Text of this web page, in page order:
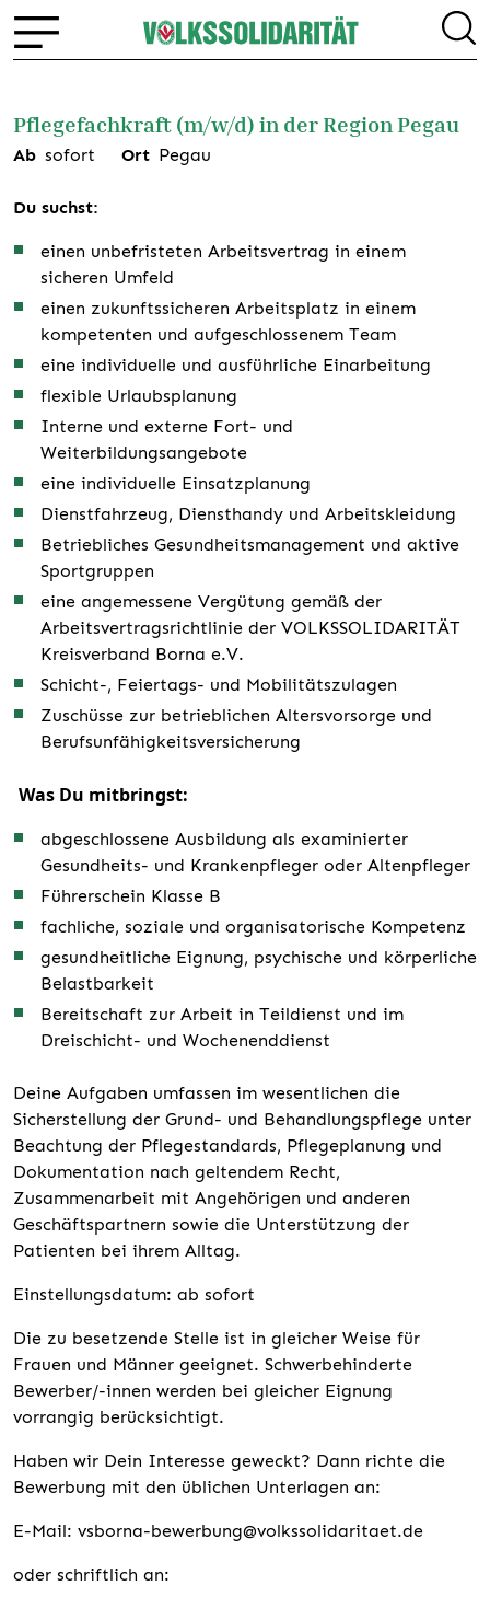
Pflegefachkraft (m/w/d) in der Region Pegau
Ab sofort Ort Pegau
Du suchst:
einen unbefristeten Arbeitsvertrag in einem
sicheren Umfeld
einen zukunftssicheren Arbeitsplatz in einem
kompetenten und aufgeschlossenem Team
eine individuelle und ausführliche Einarbeitung
flexible Urlaubsplanung
Interne und externe Fort- und
Weiterbildungsangebote
eine individuelle Einsatzplanung
Dienstfahrzeug, Diensthandy und Arbeitskleidung
Betriebliches Gesundheitsmanagement und aktive
Sportgruppen
eine angemessene Vergütung gemäß der
Arbeitsvertragsrichtlinie der VOLKSSOLIDARITÄT
Kreisverband Borna e.V.
Schicht-, Feiertags- und Mobilitätszulagen
Zuschüsse zur betrieblichen Altersvorsorge und
Berufsunfähigkeitsversicherung
Was Du mitbringst:
abgeschlossene Ausbildung als examinierter
Gesundheits- und Krankenpfleger oder Altenpfleger
Führerschein Klasse B
fachliche, soziale und organisatorische Kompetenz
gesundheitliche Eignung, psychische und körperliche
Belastbarkeit
Bereitschaft zur Arbeit in Teildienst und im
Dreischicht- und Wochenenddienst
Deine Aufgaben umfassen im wesentlichen die
Sicherstellung der Grund- und Behandlungspflege unter
Beachtung der Pflegestandards, Pflegeplanung und
Dokumentation nach geltendem Recht,
Zusammenarbeit mit Angehörigen und anderen
Geschäftspartnern sowie die Unterstützung der
Patienten bei ihrem Alltag.
Einstellungsdatum: ab sofort
Die zu besetzende Stelle ist in gleicher Weise für
Frauen und Männer geeignet. Schwerbehinderte
Bewerber/-innen werden bei gleicher Eignung
vorrangig berücksichtigt.
Haben wir Dein Interesse geweckt? Dann richte die
Bewerbung mit den üblichen Unterlagen an:
E-Mail: vsborna-bewerbung@volkssolidaritaet.de
oder schriftlich an: